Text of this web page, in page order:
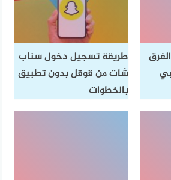
طريقة تسجيل دخول سناب
شات من قوقل بدون تطبيق
بالخطوات